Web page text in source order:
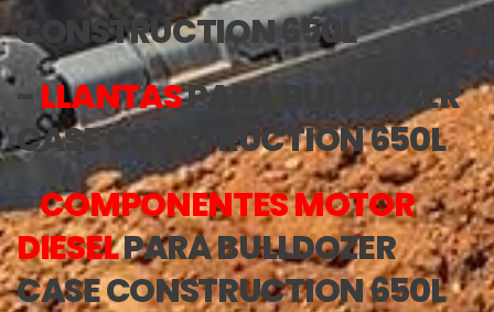
CONSTRUCTION 650L
-LLANTASPARA BULLDOZER
CASE CONSTRUCTION 650L
-COMPONENTES MOTOR
DIESELPARA BULLDOZER
CASE CONSTRUCTION 650L